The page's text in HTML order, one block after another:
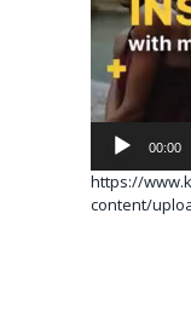
00:00
https://
content/